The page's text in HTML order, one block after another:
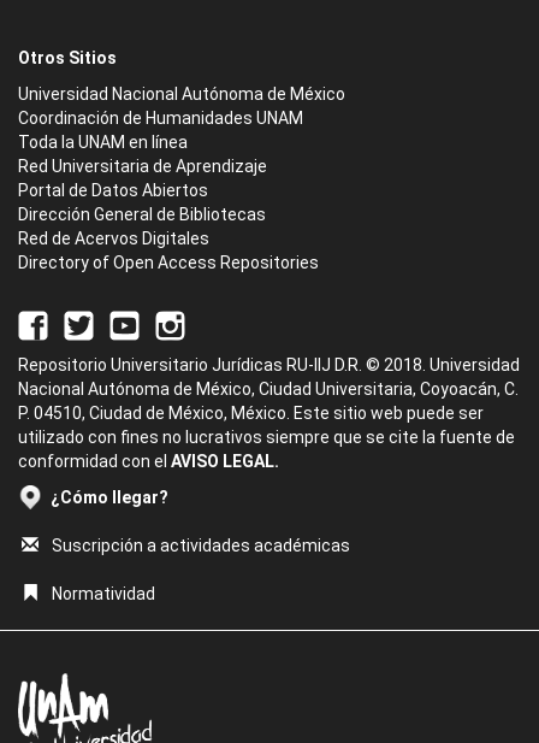
Otros Sitios
Universidad Nacional Autónoma de México
Coordinación de Humanidades UNAM
Toda la UNAM en línea
Red Universitaria de Aprendizaje
Portal de Datos Abiertos
Dirección General de Bibliotecas
Red de Acervos Digitales
Directory of Open Access Repositories
Repositorio Universitario Jurídicas RU-IIJ D.R. © 2018. Universidad
Nacional Autónoma de México, Ciudad Universitaria, Coyoacán, C.
P. 04510, Ciudad de México, México. Este sitio web puede ser
utilizado con fines no lucrativos siempre que se cite la fuente de
conformidad con el AVISO LEGAL.
¿Cómo llegar?
Suscripción a actividades académicas
Normatividad